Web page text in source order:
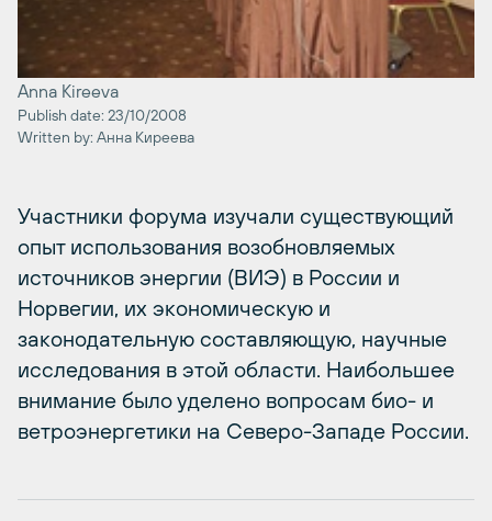
Anna Kireeva
Publish date: 23/10/2008
Written by: Анна Киреева
Участники форума изучали существующий
опыт использования возобновляемых
источников энергии (ВИЭ) в России и
Норвегии, их экономическую и
законодательную составляющую, научные
исследования в этой области. Наибольшее
внимание было уделено вопросам био- и
ветроэнергетики на Cеверо-Западе России.